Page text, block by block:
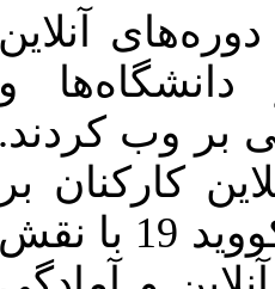
Download citation:
BibTeX|RIS|EndNote|
ProCite
Manager |RefWorks
Send citation to:
Mendeley
Zotero
RefWorks
Saremi A, Ghahramani S. The
effect of employees' online